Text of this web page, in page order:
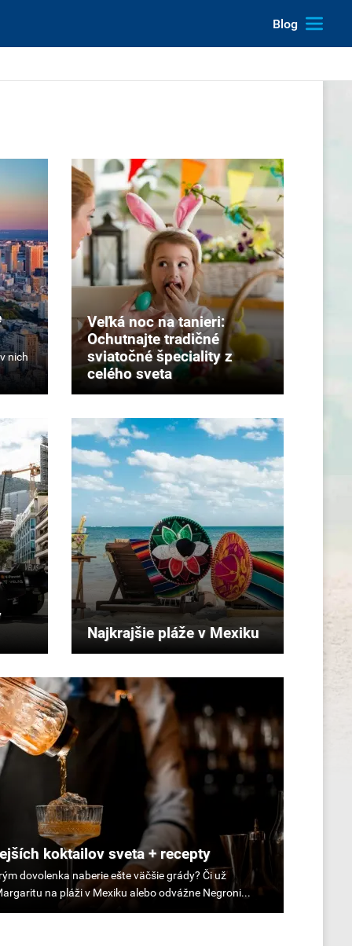
Blog
Veľká noc na tanieri:
Ochutnajte tradičné
sviatočné špeciality z
celého sveta
Najkrajšie pláže v Mexiku
koktailov sveta + recepty